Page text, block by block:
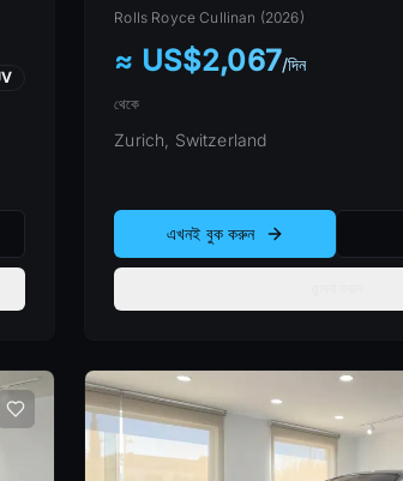
Rolls Royce Cullinan (2026)
≈ US$2,067/দিন
থেকে
Zurich, Switzerland
এখনই বুক করুন